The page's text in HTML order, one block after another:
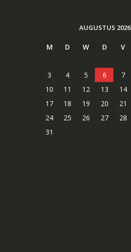
AUGUSTUS 2026
M D W D V
3
4 5 6 7
10
11 12 13 14
17
18 19 20 21
24
25 26 27 28
31